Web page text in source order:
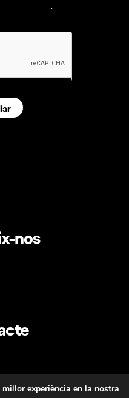
de privacitat.
nos
experiència en la nostra